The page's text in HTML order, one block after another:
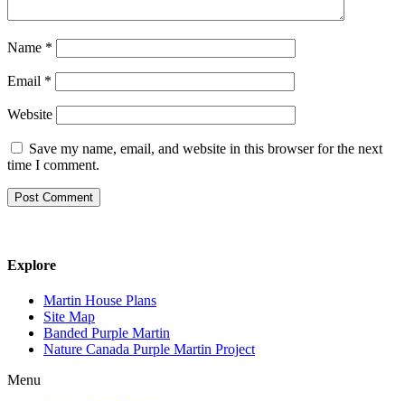
Name *
Email *
Website
Save my name, email, and website in this browser for the next
time I comment.
Explore
Martin House Plans
Site Map
Banded Purple Martin
Nature Canada Purple Martin Project
Menu